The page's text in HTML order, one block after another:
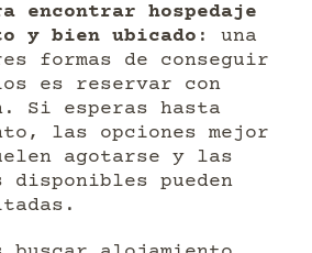
encontrar hospedaje
y bien ubicado : una
formas de conseguir
es reservar con
Si esperas hasta
las opciones mejor
agotarse y las
pueden